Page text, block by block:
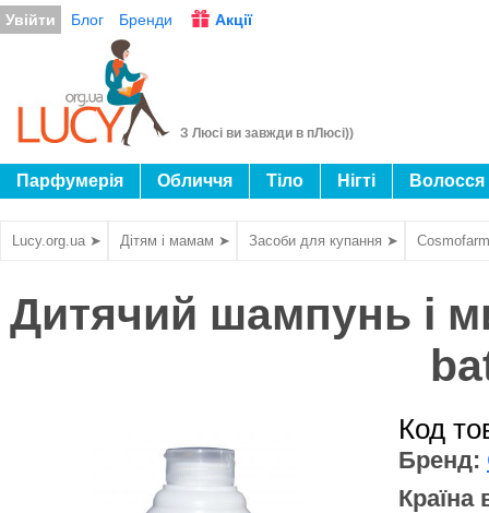
Увійти Блог Бренди Акції
З Люсі ви завжди в пЛюсі))
Парфумерія Обличчя Тіло Нігті Волосся
Lucy.org.ua ➤ Дітям і мамам ➤ Засоби для купання ➤
Дитячий шампунь і
Код
Бренд: